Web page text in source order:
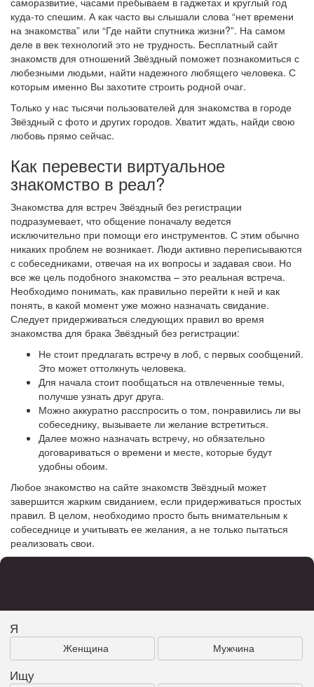
куда-то спешим. А как часто вы слышали слова “нет времени
на знакомства” или “Где найти спутника жизни?”. На самом
деле в век технологий это не трудность. Бесплатный сайт
знакомств для отношений Звёздный поможет познакомиться с
любезными людьми, найти надежного любящего человека. С
которым именно Вы захотите строить родной очаг.
Только у нас тысячи пользователей для знакомства в городе
Звёздный с фото и других городов. Хватит ждать, найди свою
любовь прямо сейчас.
Как перевести виртуальное
знакомство в реал?
Знакомства для встреч Звёздный без регистрации
подразумевает, что общение поначалу ведется
исключительно при помощи его инструментов. С этим обычно
никаких проблем не возникает. Люди активно переписываются
с собеседниками, отвечая на их вопросы и задавая свои. Но
все же цель подобного знакомства – это реальная встреча.
Необходимо понимать, как правильно перейти к ней и как
понять, в какой момент уже можно назначать свидание.
Следует придерживаться следующих правил во время
знакомства для брака Звёздный без регистрации:
Не стоит предлагать встречу в лоб, с первых сообщений.
Это может оттолкнуть человека.
Для начала стоит пообщаться на отвлеченные темы,
получше узнать друг друга.
Можно аккуратно расспросить о том, понравились ли вы
собеседнику, вызываете ли желание встретиться.
Далее можно назначать встречу, но обязательно
договариваться о времени и месте, которые будут
удобны обоим.
Любое знакомство на сайте знакомств Звёздный может
завершится жарким свиданием, если придерживаться простых
правил. В целом, необходимо просто быть внимательным к
собеседнице и учитывать ее желания, а не только пытаться
реализовать свои.
Я
Женщина Мужчина
Ищу